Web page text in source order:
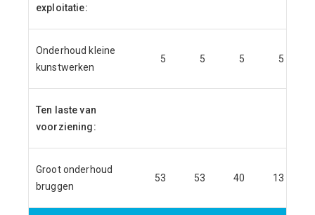
exploitatie:
Onderhoud kleine
kunstwerken
5 5 5 5
Ten laste van
voorziening:
Groot onderhoud
bruggen
53 53 40 13